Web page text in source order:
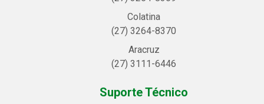
Colatina
(27) 3264-8370
Aracruz
(27) 3111-6446
Suporte Técnico